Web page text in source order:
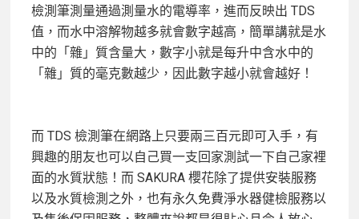
檢測筆測量通過測量水的電導率，進而反映出 TDS
值，而水中溶解物越多就會數字越高，簡單講就是水
中的「雜」質含量大，數字小就是每升中含水中的
「雜」質的毫克數越少，因此數字越小就會越好！
而 TDS 檢測筆在網路上只要兩三百元即可入手，有
興趣的朋友也可以自己買一支回家測試一下自己家裡
面的水質狀態！而 SAKURA 櫻花除了提供安裝服務
以及水質檢測之外，也有永久免費淨水器健檢服務以